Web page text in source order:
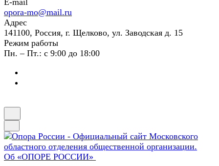
E-mail
opora-mo@mail.ru
Адрес
141100, Россия, г. Щелково, ул. Заводская д. 15
Режим работы
Пн. – Пт.: с 9:00 до 18:00
Об «ОПОРЕ РОССИИ»